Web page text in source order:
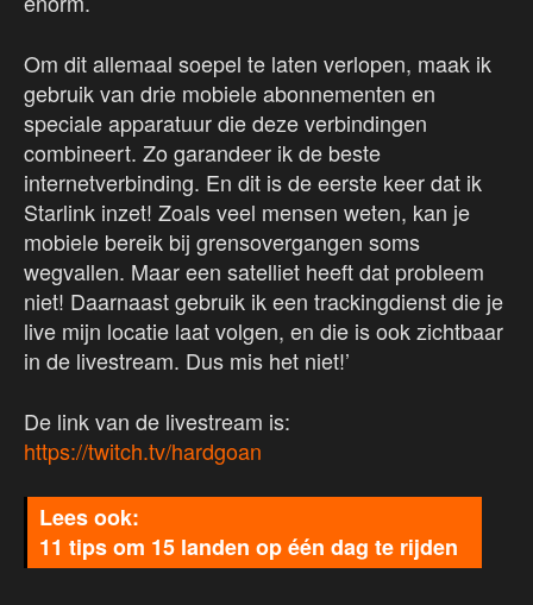
Om dit allemaal soepel te laten verlopen, maak ik
gebruik van drie mobiele abonnementen en
speciale apparatuur die deze verbindingen
combineert. Zo garandeer ik de beste
internetverbinding. En dit is de eerste keer dat ik
Starlink inzet! Zoals veel mensen weten, kan je
mobiele bereik bij grensovergangen soms
wegvallen. Maar een satelliet heeft dat probleem
niet! Daarnaast gebruik ik een trackingdienst die je
live mijn locatie laat volgen, en die is ook zichtbaar
in de livestream. Dus mis het niet!’
De link van de livestream is:
https://twitch.tv/hardgoan
11 tips om 15 landen op één dag te rijden